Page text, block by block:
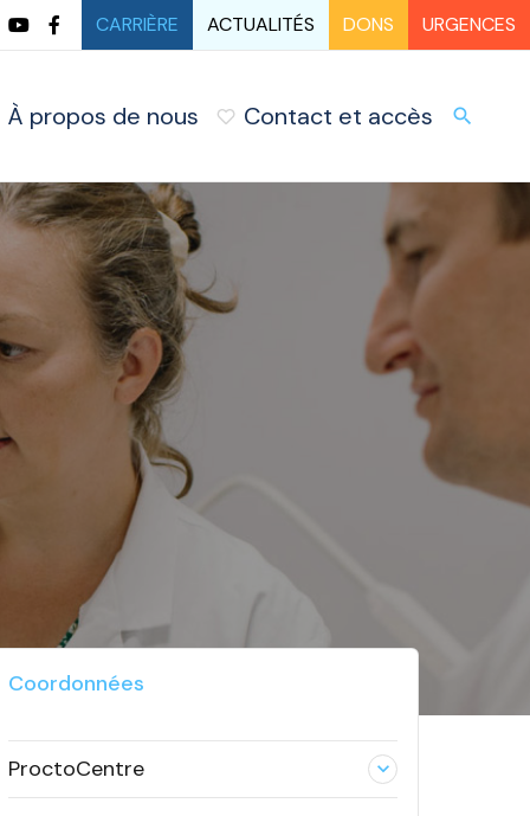
CARRIÈRE ACTUALITÉS DONS URGENCES
À propos de nous Contact et accès search
Coordonnées
ProctoCentre expand_less